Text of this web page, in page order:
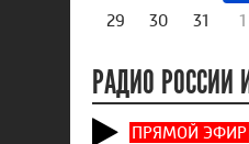
29
30 31 1
РАДИО РОССИИ
ПРЯМОЙ ЭФИР